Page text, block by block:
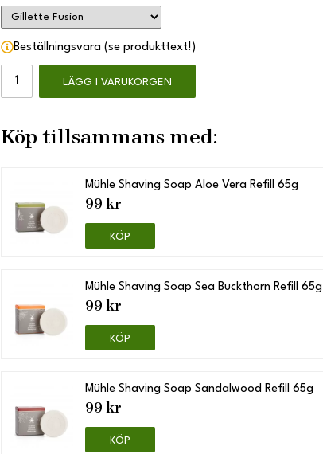
Beställningsvara (se produkttext!)
LÄGG I VARUKORGEN
Köp tillsammans med:
Mühle Shaving Soap Aloe Vera Refill 65g
99 kr
KÖP
Mühle Shaving Soap Sea Buckthorn Refill 65g
99 kr
KÖP
Mühle Shaving Soap Sandalwood Refill 65g
99 kr
KÖP